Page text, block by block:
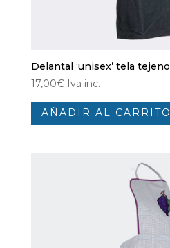
Delantal ‘unisex’ tela tejeno
17,00€ Iva inc.
AÑADIR AL CARRITO